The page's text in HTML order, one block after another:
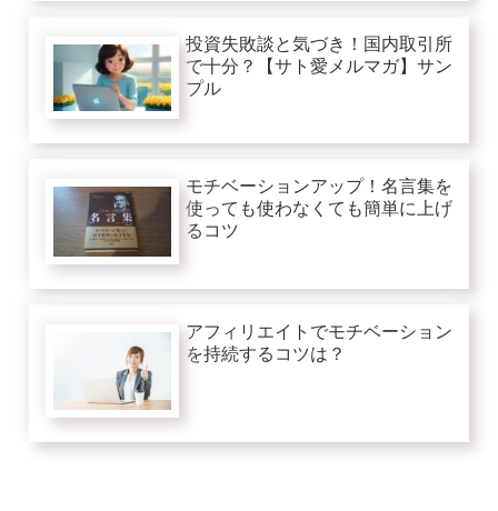
投資失敗談と気づき！国内取引所
で十分？【サト愛メルマガ】サン
プル
モチベーションアップ！名言集を
使っても使わなくても簡単に上げ
るコツ
アフィリエイトでモチベーション
を持続するコツは？